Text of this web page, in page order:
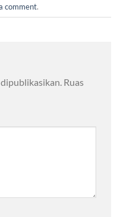
comment.
Ruas